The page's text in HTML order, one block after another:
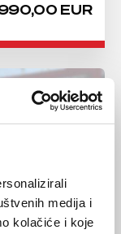
medija i
kolačiće i koje
EUR